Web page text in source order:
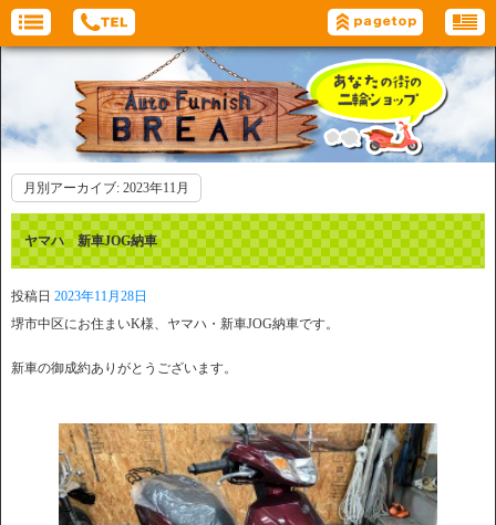
月別アーカイブ: 2023年11月
ヤマハ 新車JOG納車
投稿日 2023年11月28日
堺市中区にお住まいK様、ヤマハ・新車JOG納車です。
新車の御成約ありがとうございます。